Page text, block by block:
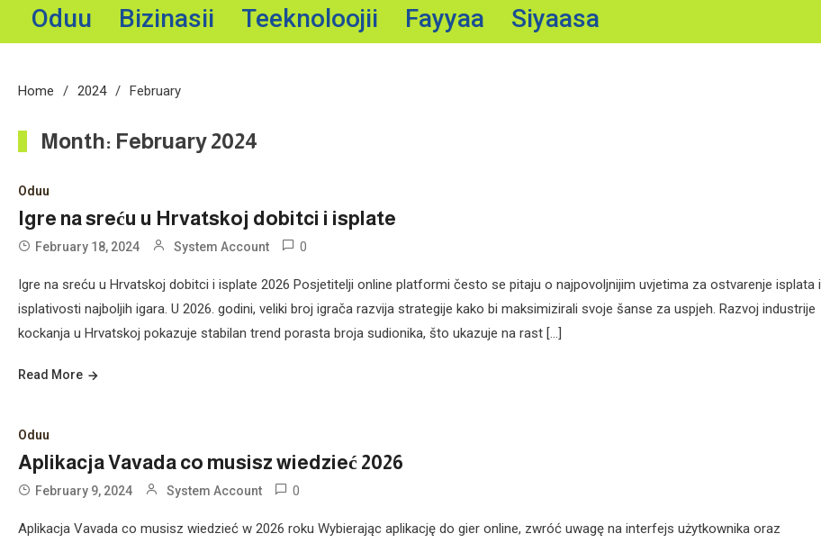
Oduu
Bizinasii Teeknoloojii Fayyaa Siyaasa
Home 2024 February
Month: February 2024
Oduu
Igre na sreću u Hrvatskoj dobitci i isplate
February 18, 2024 System Account 0
Igre na sreću u Hrvatskoj dobitci i isplate 2026 Posjetitelji online platformi često se pitaju o najpovoljnijim uvjetima za ostvarenje isplata i
isplativosti najboljih igara. U 2026. godini, veliki broj igrača razvija strategije kako bi maksimizirali svoje šanse za uspjeh. Razvoj industrije
kockanja u Hrvatskoj pokazuje stabilan trend porasta broja sudionika, što ukazuje na rast […]
Read More
Oduu
Aplikacja Vavada co musisz wiedzieć 2026
February 9, 2024 System Account 0
Aplikacja Vavada co musisz wiedzieć w 2026 roku Wybierając aplikację do gier online, zwróć uwagę na interfejs użytkownika oraz